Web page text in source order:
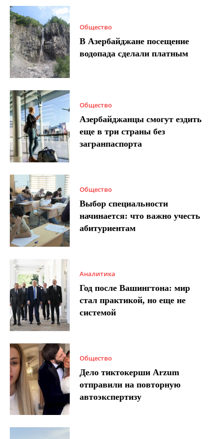
Общество
В Азербайджане посещение
водопада сделали платным
Общество
Азербайджанцы смогут ездить
еще в три страны без
загранпаспорта
Общество
Выбор специальности
начинается: что важно учесть
абитуриентам
Аналитика
Год после Вашингтона: мир
стал практикой, но еще не
системой
Общество
Дело тиктокерши Arzum
отправили на повторную
автоэкспертизу